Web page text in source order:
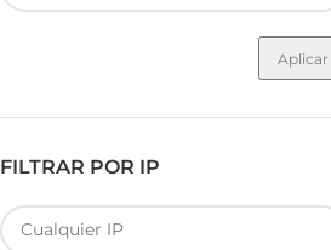
Aplicar
FILTRAR POR IP